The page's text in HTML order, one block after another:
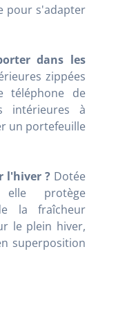
pour s'adapter
dans les
zippées
téléphone de
intérieures à
un portefeuille
l'hiver ?Dotée
protège
la fraîcheur
le plein hiver,
superposition